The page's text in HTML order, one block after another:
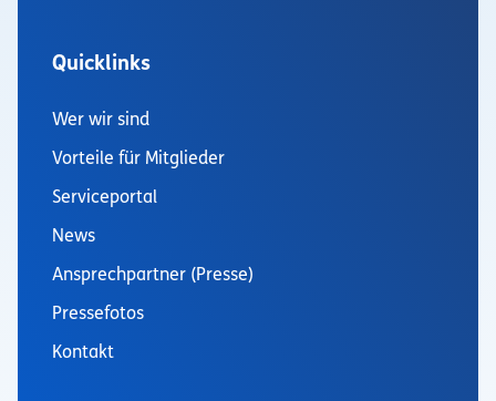
Quicklinks
Wer wir sind
Vorteile für Mitglieder
Serviceportal
News
Ansprechpartner (Presse)
Pressefotos
Kontakt